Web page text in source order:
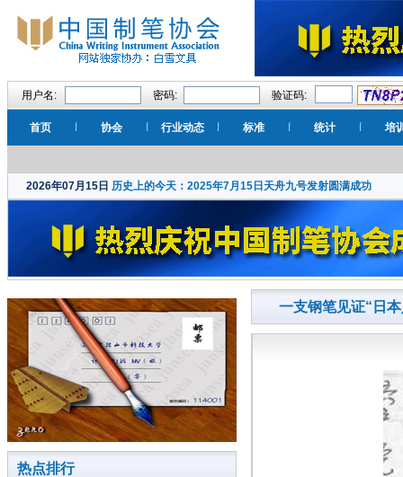
用户名: 密码: 验证码:
首页 协会 行业动态 标准 统计 培
2026年07月15日 历史上的今天：2025年7月15日天舟九号发射圆满成功
热点排行
一支钢笔见证“日